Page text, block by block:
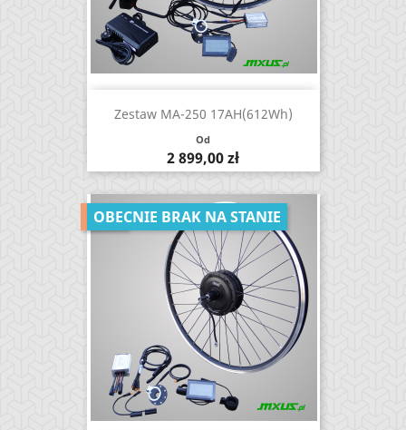
Zestaw MA-250 17AH(612Wh)
Od
Cena
2 899,00 zł
-10%
OBECNIE BRAK NA STANIE